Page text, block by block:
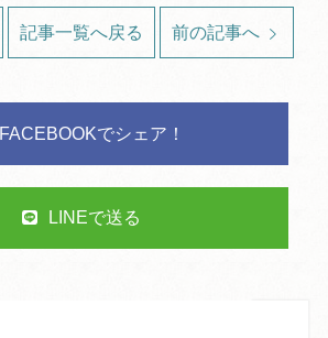
記事一覧へ戻る 前の記事へ
FACEBOOKでシェア！
LINEで送る